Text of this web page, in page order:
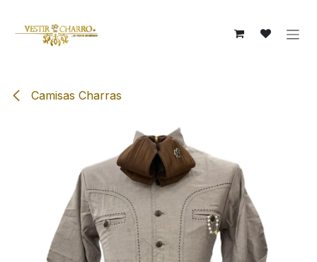
Camisas Charras